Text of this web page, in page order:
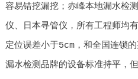
容易错挖漏挖；赤峰本地漏水检
仪、日本寻管仪，所有工程师均
定位误差小于5cm，和全国连锁
漏水检测品牌的设备标准持平，